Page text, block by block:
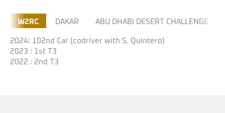
W2RC DAKAR ABU DHABI DESERT CHALLENGE
2024: 102nd Car (codriver with S. Quintero)
2023 : 1st T3
2022 : 2nd T3